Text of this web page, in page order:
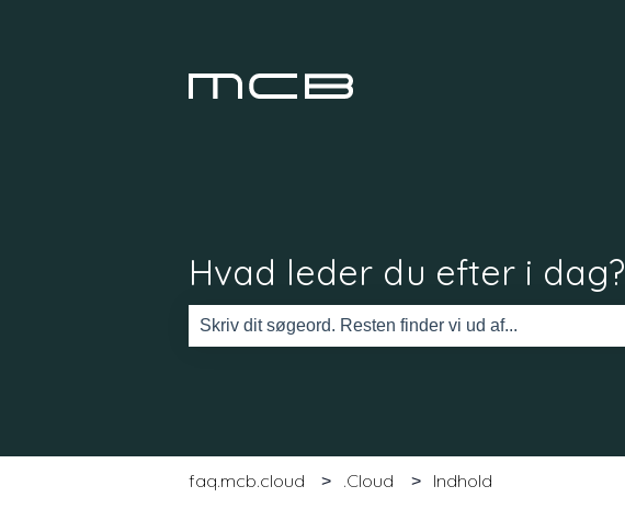
Hvad leder du efter i dag?
faq.mcb.cloud .Cloud Indhold